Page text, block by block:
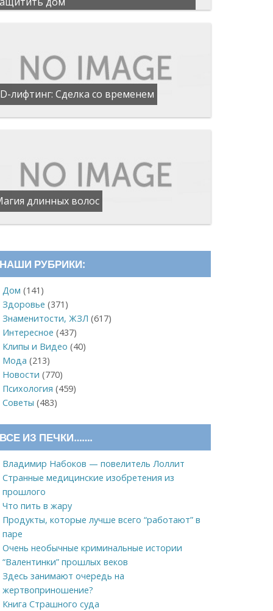
лифтинг: Сделка со временем
длинных волос
НАШИ РУБРИКИ:
Дом (141)
Здоровье (371)
Знаменитости, ЖЗЛ (617)
Интересное (437)
Клипы и Видео (40)
Мода (213)
Новости (770)
Психология (459)
Советы (483)
ВСЕ ИЗ ПЕЧКИ…….
Владимир Набоков — повелитель Лоллит
Странные медицинские изобретения из
прошлого
Что пить в жару
Продукты, которые лучше всего “работают” в
паре
Очень необычные криминальные истории
“Валентинки” прошлых веков
Здесь занимают очередь на
жертвоприношение?
Книга Страшного суда